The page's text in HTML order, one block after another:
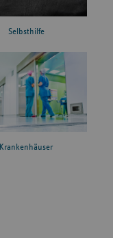
Selbsthilfe
Krankenhäuser